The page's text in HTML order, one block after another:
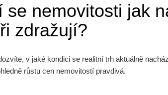
se nemovitosti jak
zdražují?
v jaké kondici se realitní trh aktuálně
růstu cen nemovitostí pravdivá.